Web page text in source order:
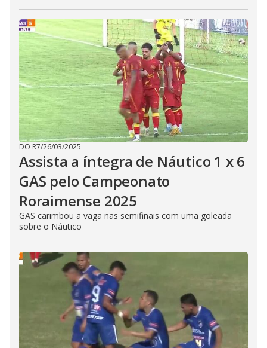
DO R7/26/03/2025
Assista a íntegra de Náutico 1 x 6
GAS pelo Campeonato
Roraimense 2025
GAS carimbou a vaga nas semifinais com uma goleada
sobre o Náutico